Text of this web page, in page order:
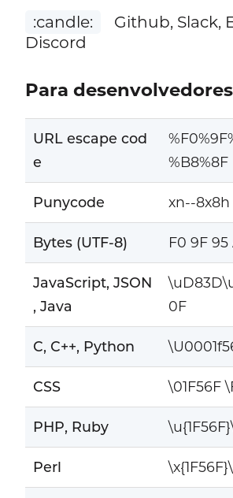
:candle:
Github, Slack,
Discord
Para desenvolvedores
URL escape cod
e
%B8%8F
Punycode xn--8x8h
Bytes (UTF-8) F0 9F 95
JavaScript, JSON
, Java
0F
C, C++, Python
CSS \01F56F
PHP, Ruby
Perl